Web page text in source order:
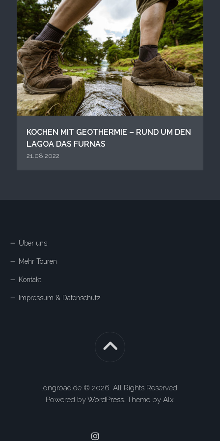
KOCHEN MIT GEOTHERMIE – RUND UM DEN
LAGOA DAS FURNAS
21.08.2022
Über uns
Mehr Touren
Kontakt
Impressum & Datenschutz
longroad.de © 2026. All Rights Reserved.
Powered byWordPress. Theme by Alx.